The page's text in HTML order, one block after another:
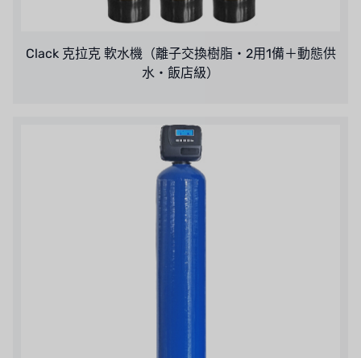
Clack 克拉克 軟水機（離子交換樹脂・2用1備＋動態供
水・飯店級）